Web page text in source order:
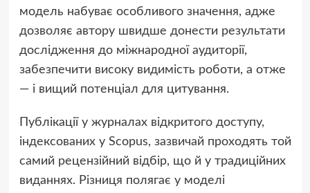
модель набуває особливого значення, адже
дозволяє автору швидше донести результати
дослідження до міжнародної аудиторії,
забезпечити високу видимість роботи, а отже
— і вищий потенціал для цитування.
Публікації у журналах відкритого доступу,
індексованих у Scopus, зазвичай проходять той
самий рецензійний відбір, що й у традиційних
виданнях. Різниця полягає у моделі